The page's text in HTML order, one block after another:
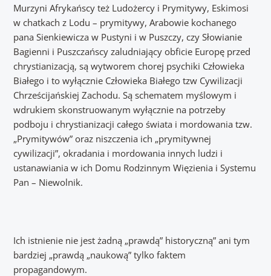
Murzyni Afrykańscy też Ludożercy i Prymitywy, Eskimosi
w chatkach z Lodu – prymitywy, Arabowie kochanego
pana Sienkiewicza w Pustyni i w Puszczy, czy Słowianie
Bagienni i Puszczańscy zaludniający obficie Europę przed
chrystianizacją, są wytworem chorej psychiki Człowieka
Białego i to wyłącznie Człowieka Białego tzw Cywilizacji
Chrześcijańskiej Zachodu. Są schematem myślowym i
wdrukiem skonstruowanym wyłącznie na potrzeby
podboju i chrystianizacji całego świata i mordowania tzw.
„Prymitywów” oraz niszczenia ich „prymitywnej
cywilizacji”, okradania i mordowania innych ludzi i
ustanawiania w ich Domu Rodzinnym Więzienia i Systemu
Pan – Niewolnik.
Ich istnienie nie jest żadną „prawdą” historyczną” ani tym
bardziej „prawdą „naukową” tylko faktem
propagandowym.